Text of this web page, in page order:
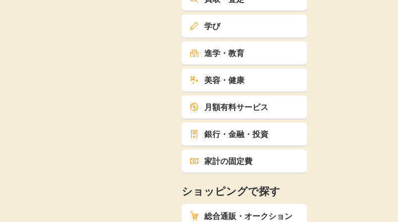
学び
進学・教育
美容・健康
月額有料サービス
銀行・金融・投資
家計の固定費
ショッピングで探す
総合通販・オークション